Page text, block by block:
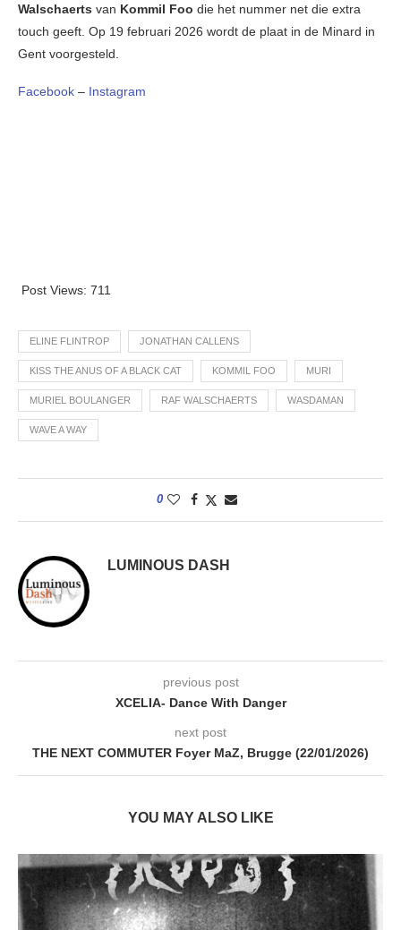
Walschaerts van Kommil Foo die het nummer net die extra
touch geeft. Op 19 februari 2026 wordt de plaat in de Minard in
Gent voorgesteld.
Facebook – Instagram
Post Views: 711
ELINE FLINTROP JONATHAN CALLENS
KISS THE ANUS OF A BLACK CAT KOMMIL FOO MURI
MURIEL BOULANGER RAF WALSCHAERTS WASDAMAN
WAVE A WAY
0
LUMINOUS DASH
previous post
XCELIA- Dance With Danger
next post
THE NEXT COMMUTER Foyer MaZ, Brugge (22/01/2026)
YOU MAY ALSO LIKE